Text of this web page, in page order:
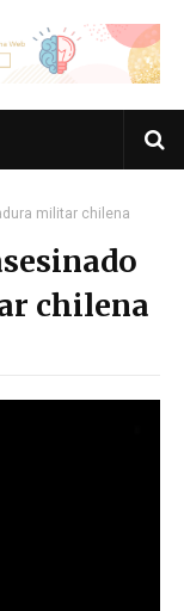
militar chilena
chilena